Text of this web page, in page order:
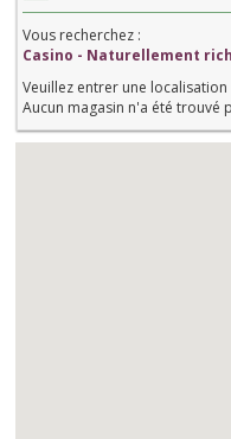
Vous recherchez :
Casino - Naturellement
Veuillez entrer une localisation
Aucun magasin n'a été trouvé